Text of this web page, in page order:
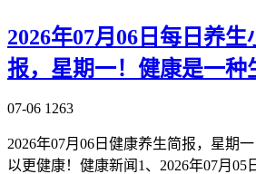
2026年07月06日每日养
报，星期一！健康是一种
07-06 1263
2026年07月06日健康养生简报，星期
以更健康！健康新闻1、2026年07月05